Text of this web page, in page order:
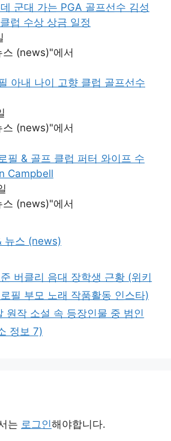
군대 가는 PGA 골프선수 김성
럽 수상 상금 일정
(news)"에서
아내 나이 고향 클럽 골프선수
(news)"에서
필 & 골프 클럽 퍼터 와이프 수
Campbell
(news)"에서
뉴스 (news)
버클리 음대 장학생 근황 (위키
필 부모 노래 작품활동 인스타)
원작 소설 속 등장인물 중 범인
정보 7)
는 로그인해야합니다.